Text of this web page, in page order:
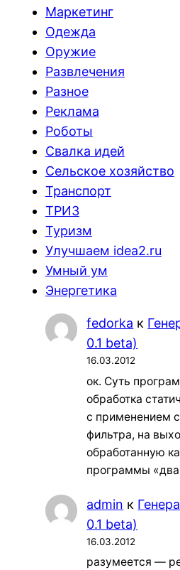
Маркетинг
Одежда
Оружие
Развлечения
Разное
Реклама
Роботы
Свалка идей
Сельское хозяйство
Транспорт
ТРИЗ
Туризм
Улучшаем idea2.ru
Умный ум
Энергетика
fedorka к
0.1 beta)
16.03.2012
ок. Суть
обработка
с применением
фильтра, на
обработанную
программы
admin к
0.1 beta)
16.03.2012
разумеется —